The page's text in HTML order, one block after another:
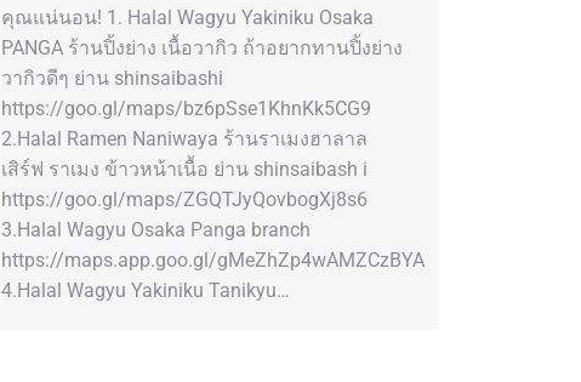
คุณแน่นอน! 1. Halal Wagyu Yakiniku Osaka
PANGA ร้านปิ้งย่าง เนื้อวากิว ถ้าอยากทานปิ้งย่าง
วากิวดีๆ ย่าน shinsaibashi
https://goo.gl/maps/bz6pSse1KhnKk5CG9
2.Halal Ramen Naniwaya ร้านราเมงฮาลาล
เสิร์ฟ ราเมง ข้าวหน้าเนื้อ ย่าน shinsaibash i
https://goo.gl/maps/ZGQTJyQovbogXj8s6
3.Halal Wagyu Osaka Panga branch
https://maps.app.goo.gl/gMeZhZp4wAMZCzBYA
4.Halal Wagyu Yakiniku Tanikyu…